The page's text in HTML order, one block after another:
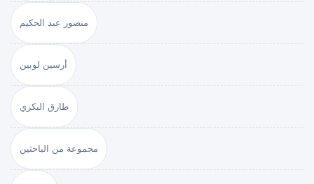
منصور عبد الحكيم
أرسين لوبين
طارق البكري
مجموعة من الباحثين